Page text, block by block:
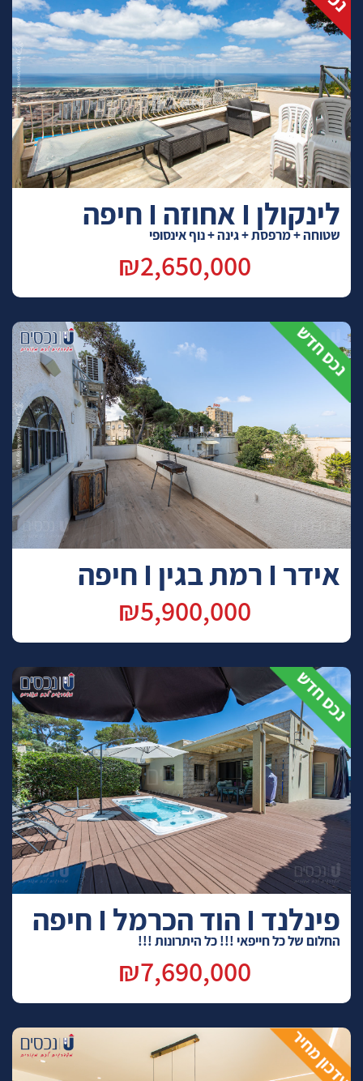
לינקולן I אחוזה I חיפה
שטוחה + מרפסת + גינה + נוף אינסופי
₪2,650,000
אידר I רמת בגין I חיפה
₪5,900,000
פינלנד I הוד הכרמל I חיפה
החלום של כל חייפאי !!! כל היתרונות !!!
₪7,690,000